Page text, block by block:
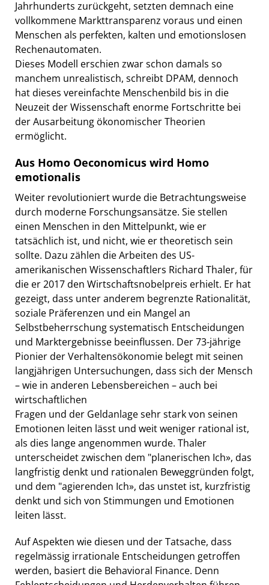
Jahrhunderts zurückgeht, setzten demnach eine
vollkommene Markttransparenz voraus und einen
Menschen als perfekten, kalten und emotionslosen
Rechenautomaten.
Dieses Modell erschien zwar schon damals so
manchem unrealistisch, schreibt DPAM, dennoch
hat dieses vereinfachte Menschenbild bis in die
Neuzeit der Wissenschaft enorme Fortschritte bei
der Ausarbeitung ökonomischer Theorien
ermöglicht.
Aus Homo Oeconomicus wird Homo
emotionalis
Weiter revolutioniert wurde die Betrachtungsweise
durch moderne Forschungsansätze. Sie stellen
einen Menschen in den Mittelpunkt, wie er
tatsächlich ist, und nicht, wie er theoretisch sein
sollte. Dazu zählen die Arbeiten des US-
amerikanischen Wissenschaftlers Richard Thaler, für
die er 2017 den Wirtschaftsnobelpreis erhielt. Er hat
gezeigt, dass unter anderem begrenzte Rationalität,
soziale Präferenzen und ein Mangel an
Selbstbeherrschung systematisch Entscheidungen
und Marktergebnisse beeinflussen. Der 73-jährige
Pionier der Verhaltensökonomie belegt mit seinen
langjährigen Untersuchungen, dass sich der Mensch
– wie in anderen Lebensbereichen – auch bei
wirtschaftlichen
Fragen und der Geldanlage sehr stark von seinen
Emotionen leiten lässt und weit weniger rational ist,
als dies lange angenommen wurde. Thaler
unterscheidet zwischen dem "planerischen Ich», das
langfristig denkt und rationalen Beweggründen folgt,
und dem "agierenden Ich», das unstet ist, kurzfristig
denkt und sich von Stimmungen und Emotionen
leiten lässt.
Auf Aspekten wie diesen und der Tatsache, dass
regelmässig irrationale Entscheidungen getroffen
werden, basiert die Behavioral Finance. Denn